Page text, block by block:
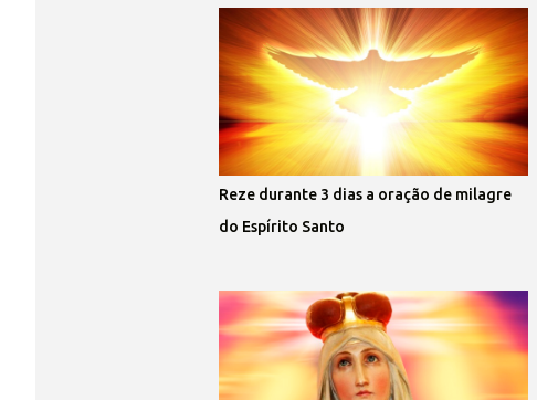
Reze durante 3 dias a oração de milagre
do Espírito Santo